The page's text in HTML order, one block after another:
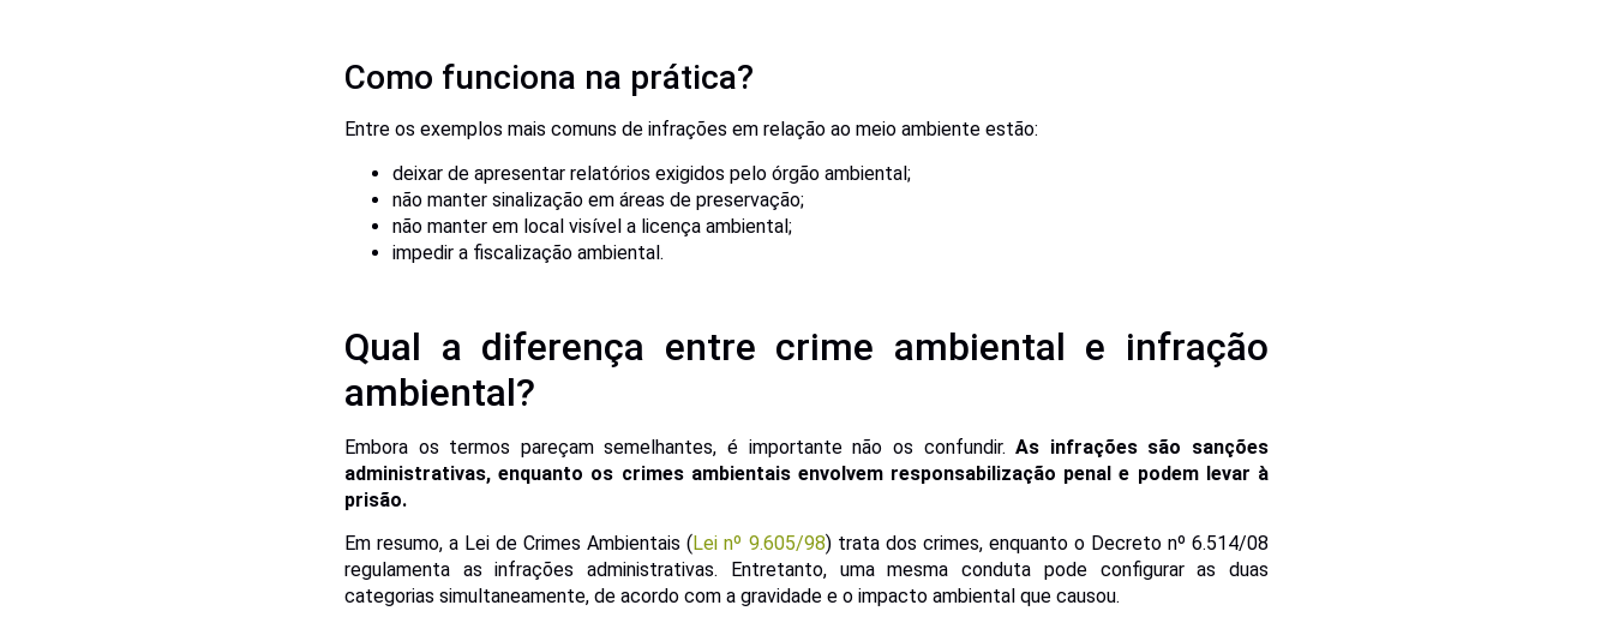
Como funciona na prática?
Entre os exemplos mais comuns de infrações em relação ao meio ambiente estão:
deixar de apresentar relatórios exigidos pelo órgão ambiental;
não manter sinalização em áreas de preservação;
não manter em local visível a licença ambiental;
impedir a fiscalização ambiental.
Qual a diferença entre crime ambiental e infração
ambiental?
Embora os termos pareçam semelhantes, é importante não os confundir.As infrações são sanções
administrativas, enquanto os crimes ambientais envolvem responsabilização penal e podem levar à
prisão.
Em resumo, a Lei de Crimes Ambientais (Lei nº 9.605/98) trata dos crimes, enquanto o Decreto nº 6.514/08
regulamenta as infrações administrativas. Entretanto, uma mesma conduta pode configurar as duas
categorias simultaneamente, de acordo com a gravidade e o impacto ambiental que causou.